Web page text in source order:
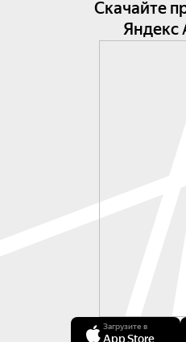
Скачайте
Загрузите в
App Store